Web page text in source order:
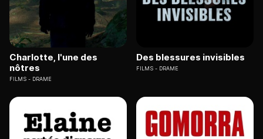
Charlotte, l'une des
nôtres
FILMS DRAME
Des blessures invisibles
FILMS DRAME